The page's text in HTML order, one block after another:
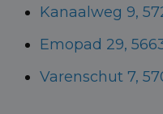
Kanaalweg 9,
Emopad 29,
Varenschut 7,